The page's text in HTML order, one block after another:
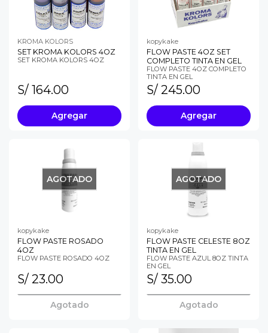
KROMA KOLORS
SET KROMA KOLORS 4OZ
SET KROMA KOLORS 4OZ
S/ 164.00
Agregar
kopykake
FLOW PASTE 4OZ SET
COMPLETO TINTA EN GEL
FLOW PASTE 4OZ COMPLETO
TINTA EN GEL
S/ 245.00
Agregar
AGOTADO
kopykake
FLOW PASTE ROSADO
4OZ
FLOW PASTE ROSADO 4OZ
S/ 23.00
Agotado
AGOTADO
kopykake
FLOW PASTE CELESTE 8OZ
TINTA EN GEL
FLOW PASTE AZUL 8OZ TINTA
EN GEL
S/ 35.00
Agotado